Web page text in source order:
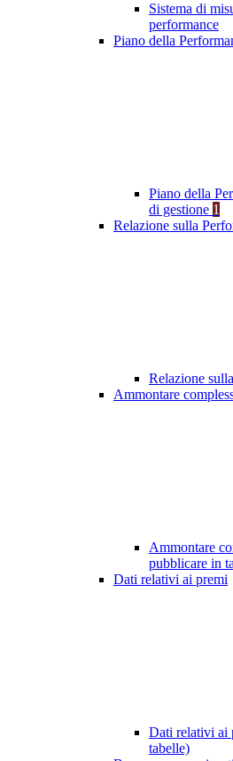
Sistema di
performance
Piano della
Piano della
di gestione 1
Relazione sulla
Relazione
Ammontare
Ammontare
pubblicare in
Dati relativi ai premi
Dati relativi ai
tabelle)